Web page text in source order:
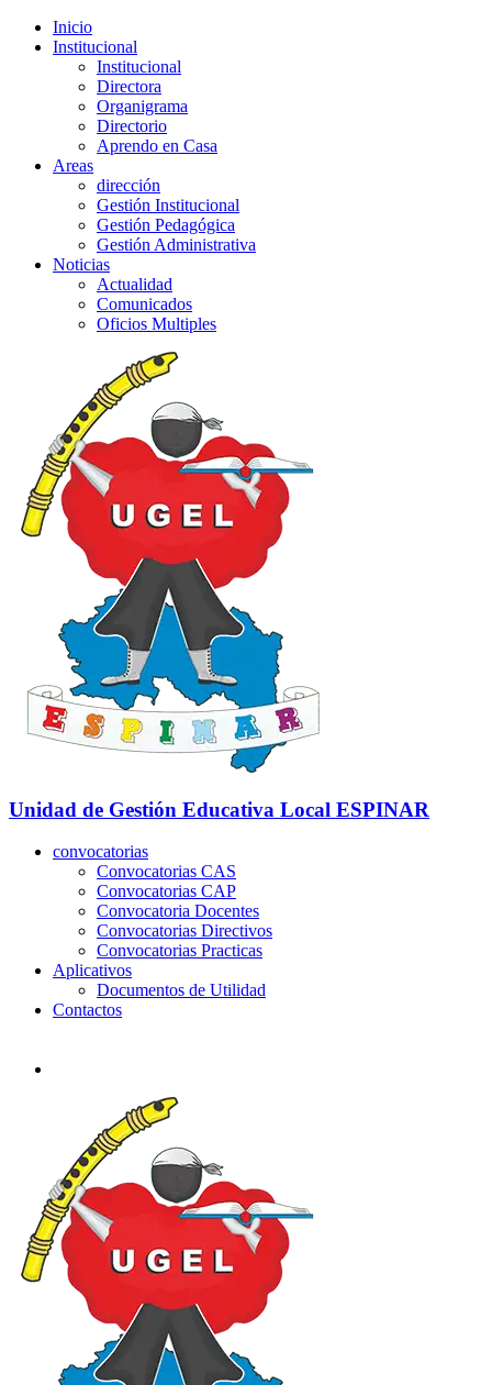
Inicio
Institucional
Institucional
Directora
Organigrama
Directorio
Aprendo en Casa
Areas
dirección
Gestión Institucional
Gestión Pedagógica
Gestión Administrativa
Noticias
Actualidad
Comunicados
Oficios Multiples
Unidad de Gestión Educativa Local ESPINAR
convocatorias
Convocatorias CAS
Convocatorias CAP
Convocatoria Docentes
Convocatorias Directivos
Convocatorias Practicas
Aplicativos
Documentos de Utilidad
Contactos